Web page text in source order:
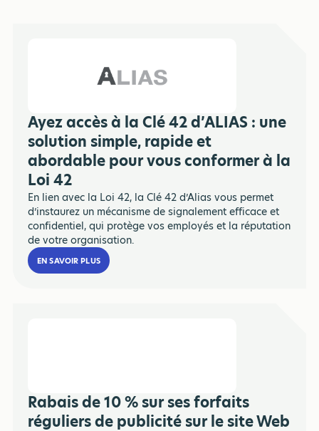
Ayez accès à la Clé 42 d’ALIAS : une
solution simple, rapide et
abordable pour vous conformer à la
Loi 42
En lien avec la Loi 42, la Clé 42 d’Alias vous permet
d’instaurez un mécanisme de signalement efficace et
confidentiel, qui protège vos employés et la réputation
de votre organisation.
EN SAVOIR PLUS
Rabais de 10 % sur ses forfaits
réguliers de publicité sur le site Web